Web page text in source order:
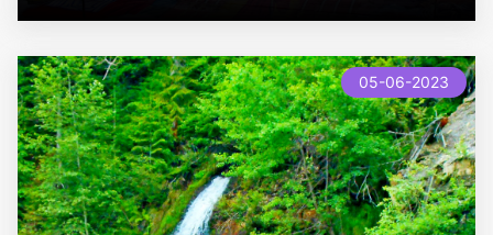
new 05-06-2023